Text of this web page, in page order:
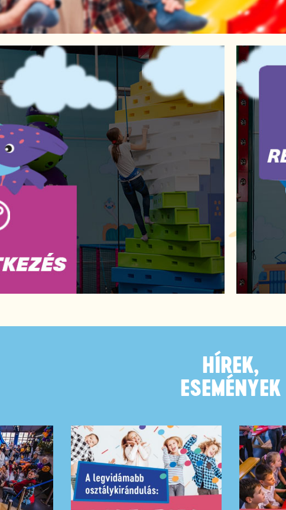
HÍREK,
ESEMÉNYEK